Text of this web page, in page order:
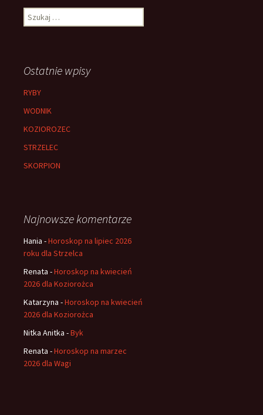
Szukaj:
Ostatnie wpisy
RYBY
WODNIK
KOZIOROZEC
STRZELEC
SKORPION
Najnowsze komentarze
Hania -Horoskop na lipiec 2026
roku dla Strzelca
Renata -Horoskop na kwiecień
2026 dla Koziorożca
Katarzyna -Horoskop na kwiecień
2026 dla Koziorożca
Nitka Anitka -Byk
Renata -Horoskop na marzec
2026 dla Wagi